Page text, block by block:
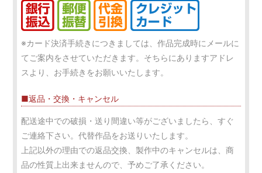
※カード決済手続きにつきましては、作品完成時にメールに
てご案内をさせていただきます。そちらにありますアドレ
スより、お手続きをお願いいたします。
■返品・交換・キャンセル
配送途中での破損・送り間違い等がございましたら、すぐ
ご連絡下さい。代替作品をお送りいたします。
上記以外の理由での返品交換、製作中のキャンセルは、商
品の性質上出来ませんので、予めご了承ください。